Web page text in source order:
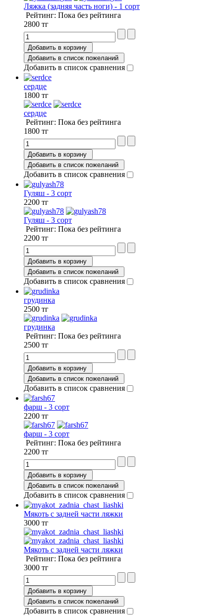
Ляжка (задняя часть ноги) - 1 сорт
Рейтинг: Пока без рейтинга
2800 тг
Добавить в корзину
Добавить в список пожеланий
Добавить в список сравнения
сердце
1800 тг
сердце
Рейтинг: Пока без рейтинга
1800 тг
Добавить в корзину
Добавить в список пожеланий
Добавить в список сравнения
Гуляш - 3 сорт
2200 тг
Гуляш - 3 сорт
Рейтинг: Пока без рейтинга
2200 тг
Добавить в корзину
Добавить в список пожеланий
Добавить в список сравнения
грудинка
2500 тг
грудинка
Рейтинг: Пока без рейтинга
2500 тг
Добавить в корзину
Добавить в список пожеланий
Добавить в список сравнения
фарш - 3 сорт
2200 тг
фарш - 3 сорт
Рейтинг: Пока без рейтинга
2200 тг
Добавить в корзину
Добавить в список пожеланий
Добавить в список сравнения
Мякоть с задней части ляжки
3000 тг
Мякоть с задней части ляжки
Рейтинг: Пока без рейтинга
3000 тг
Добавить в корзину
Добавить в список пожеланий
Добавить в список сравнения